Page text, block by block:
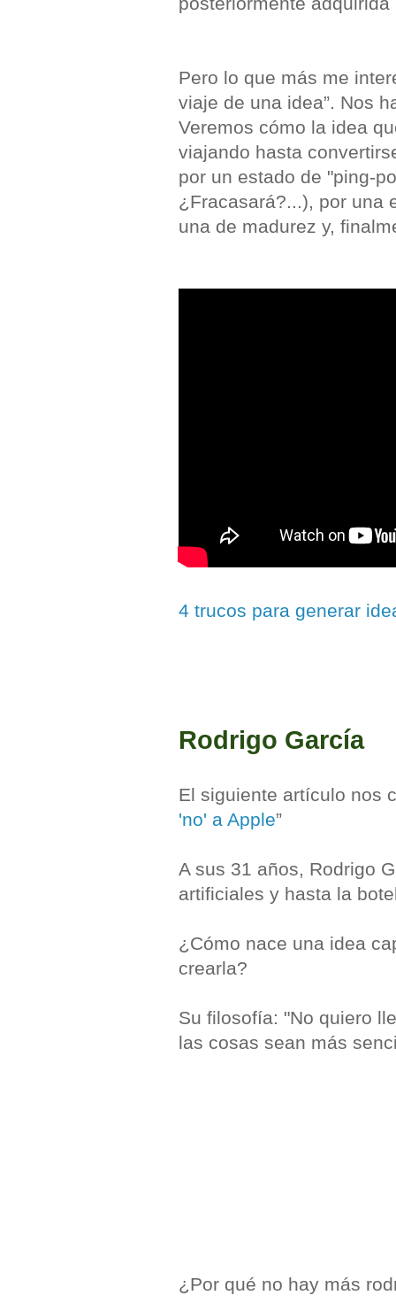
Pero lo que más me
viaje de una idea”. Nos
Veremos cómo la idea
viajando hasta
por un estado de "ping-
¿Fracasará?...), por una
una de madurez y,
4 trucos para generar
Rodrigo García
El siguiente artículo nos
'no' a Apple”
A sus 31 años, Rodrigo
artificiales y hasta la
¿Cómo nace una idea
crearla?
Su filosofía: "No quiero
las cosas sean más
¿Por qué no hay más